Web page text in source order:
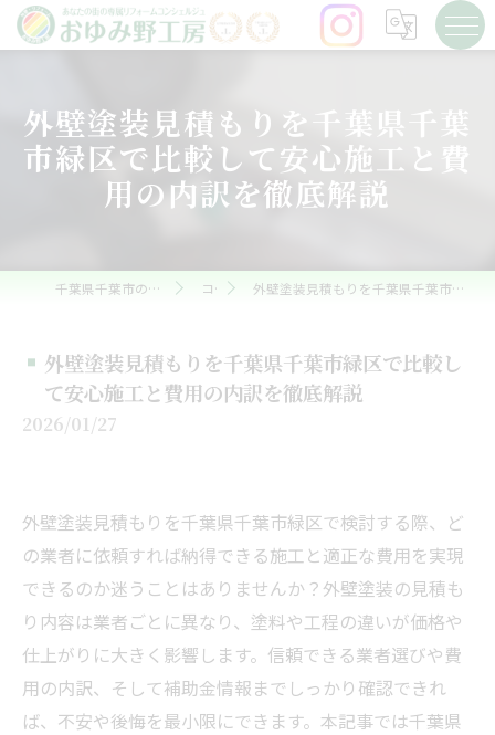
外壁塗装見積もりを千葉県千葉
市緑区で比較して安心施工と費
用の内訳を徹底解説
千葉県千葉市の外壁塗装ならおゆみ野工房 コラム 外壁塗装見積もりを千葉県千葉市緑区で比較して安心施工と費用の内訳を徹底解説
外壁塗装見積もりを千葉県千葉市緑区で比較し
て安心施工と費用の内訳を徹底解説
2026/01/27
外壁塗装見積もりを千葉県千葉市緑区で検討する際、ど
の業者に依頼すれば納得できる施工と適正な費用を実現
できるのか迷うことはありませんか？外壁塗装の見積も
り内容は業者ごとに異なり、塗料や工程の違いが価格や
仕上がりに大きく影響します。信頼できる業者選びや費
用の内訳、そして補助金情報までしっかり確認できれ
ば、不安や後悔を最小限にできます。本記事では千葉県